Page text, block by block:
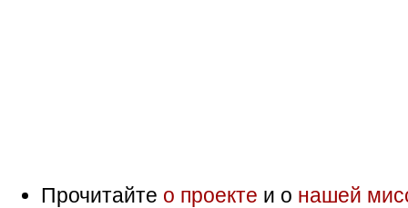
Прочитайте о проекте и о нашей